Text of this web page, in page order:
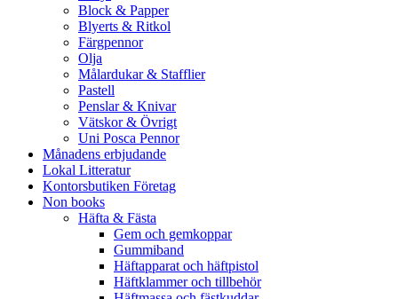
Block & Papper
Blyerts & Ritkol
Färgpennor
Olja
Målardukar & Stafflier
Pastell
Penslar & Knivar
Vätskor & Övrigt
Uni Posca Pennor
Månadens erbjudande
Lokal Litteratur
Kontorsbutiken Företag
Non books
Häfta & Fästa
Gem och gemkoppar
Gummiband
Häftapparat och häftpistol
Häftklammer och tillbehör